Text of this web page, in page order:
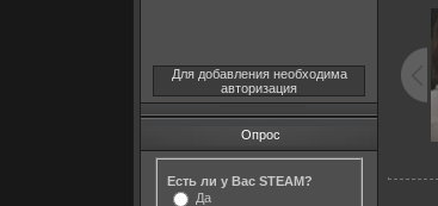
Для добавления необходима
авторизация
Опрос
Есть ли у Вас STEAM?
Да